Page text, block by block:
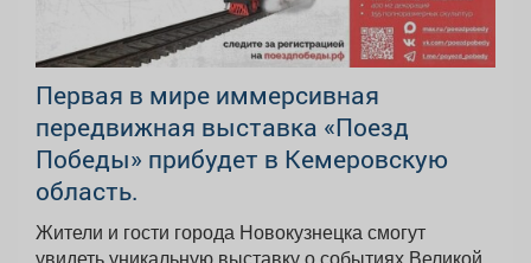
Первая в мире иммерсивная
передвижная выставка «Поезд
Победы» прибудет в Кемеровскую
область.
Жители и гости города Новокузнецка смогут